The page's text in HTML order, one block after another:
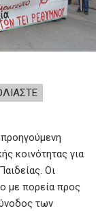
κοινότητας για
Οι
με πορεία προς
των